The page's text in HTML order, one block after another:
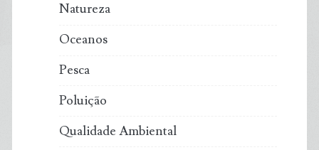
Natureza
Oceanos
Pesca
Poluição
Qualidade Ambiental